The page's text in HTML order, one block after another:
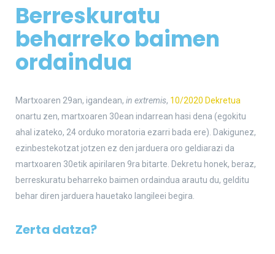
Berreskuratu
beharreko baimen
ordaindua
Martxoaren 29an, igandean, in extremis, 10/2020 Dekretua
onartu zen, martxoaren 30ean indarrean hasi dena (egokitu
ahal izateko, 24 orduko moratoria ezarri bada ere). Dakigunez,
ezinbestekotzat jotzen ez den jarduera oro geldiarazi da
martxoaren 30etik apirilaren 9ra bitarte. Dekretu honek, beraz,
berreskuratu beharreko baimen ordaindua arautu du, gelditu
behar diren jarduera hauetako langileei begira.
Zerta datza?